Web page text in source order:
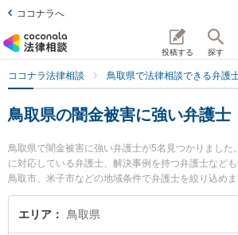
ココナラへ
投稿する 探す
ココナラ法律相談 鳥取県で法律相談できる弁護
鳥取県の闇金被害に強い弁護士
鳥取県で闇金被害に強い弁護士が5名見つかりました
に対応している弁護士、解決事例を持つ弁護士など
鳥取市、米子市などの地域条件で弁護士を絞り込め
係する消費者金融の債務整理やクレジット会社の債
理等の細かな分野での絞り込み検索もでき便利です
エリア 鳥取県